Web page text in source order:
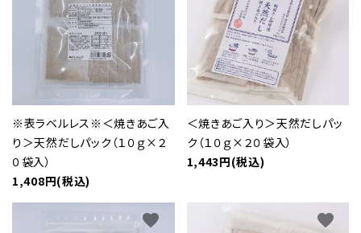
※表ラベルレス※＜焼きあご入
り＞天然だしパック（１０ｇ×２
０袋入）
1,408円(税込)
＜焼きあご入り＞天然だしパッ
ク（１０ｇ×２０袋入）
1,443円(税込)
favorite favorite